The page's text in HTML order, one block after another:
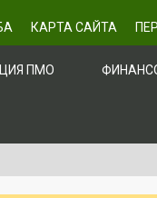
КАРТА САЙТА
ПМО